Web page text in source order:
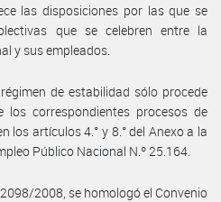
las disposiciones por las que se
que se celebren entre la
y sus empleados.
de estabilidad sólo procede
los correspondientes procesos de
los artículos 4.° y 8.° del Anexo a la
Público Nacional N.º 25.164.
2008, se homologó el Convenio